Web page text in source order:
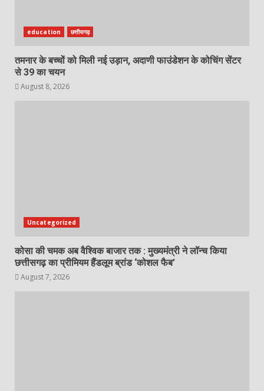
education छत्तीसगढ़
तमनार के बच्चों को मिली नई उड़ान, अदाणी फाउंडेशन के कोचिंग सेंटर
से 39 का चयन
August 8, 2026
Uncategorized
कोसा की चमक अब वैश्विक बाजार तक : मुख्यमंत्री ने लॉन्च किया
छत्तीसगढ़ का प्रीमियम हैंडलूम ब्रांड ‘कोशल फैब’
August 7, 2026